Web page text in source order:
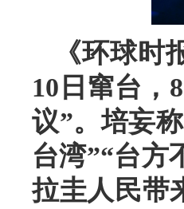
《环球
10日窜台，
议”。培妄
台湾”“台方
拉圭人民带